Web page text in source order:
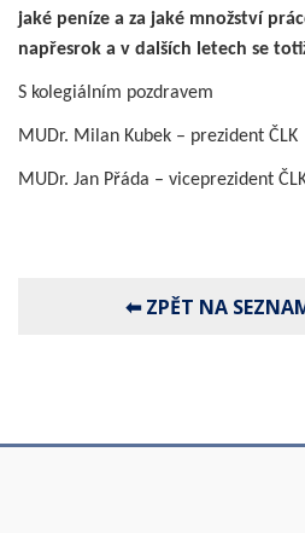
jaké peníze a za jaké množství
napřesrok a v dalších letech se
S kolegiálním pozdravem
MUDr. Milan Kubek – prezident ČLK
MUDr. Jan Přáda – viceprezident